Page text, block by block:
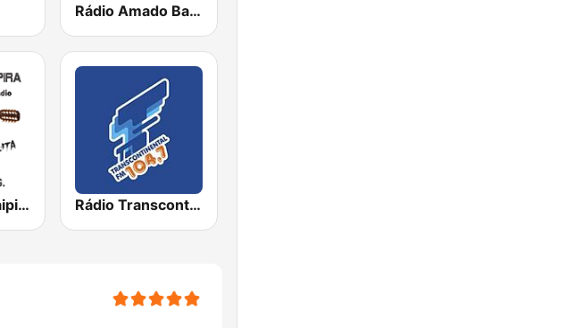
Rádio Amado Batista
Rádio Viola Caipira Rádio Transcontinental FM